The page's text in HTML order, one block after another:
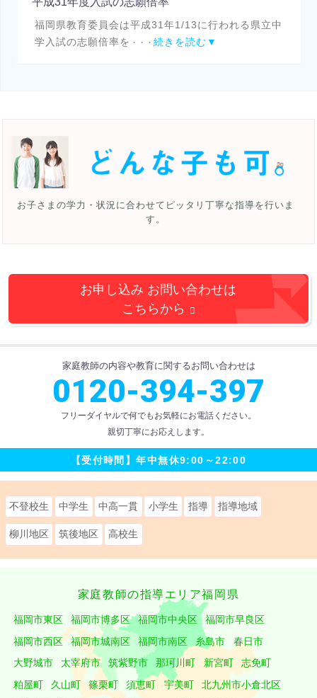
福岡県教育委員会は平成31年1/13に行われる県立中
学入試の志願倍率を ・・・続きを読む▼
お子さまの学力・状況に合わせて ピッタリ丁寧な指導を行いま
す。
お申し込み お問い合わせは
こちらから
家庭教師の内容や教育に関するお問い合わせは
0120-394-397
フリーダイヤルで何でもお気軽にお電話ください。
親切丁寧にお応えします。
【受付時間】年中無休9:00～22:00
不登校生 中学生 中高一貫 小学生 指導 指導地域
柳川地区 筑後地区 高校生
家庭教師の指導エリア福岡県
福岡市東区 福岡市博多区 福岡市中央区
福岡市早良区
福岡市西区
福岡市城南区 福岡市南区 糸島市
春日市
大野城市
太宰府市 筑紫野市 那珂川町 新宮町
志免町
粕屋町
久山町 篠栗町 須恵町 宇美町
北九州市小倉北区